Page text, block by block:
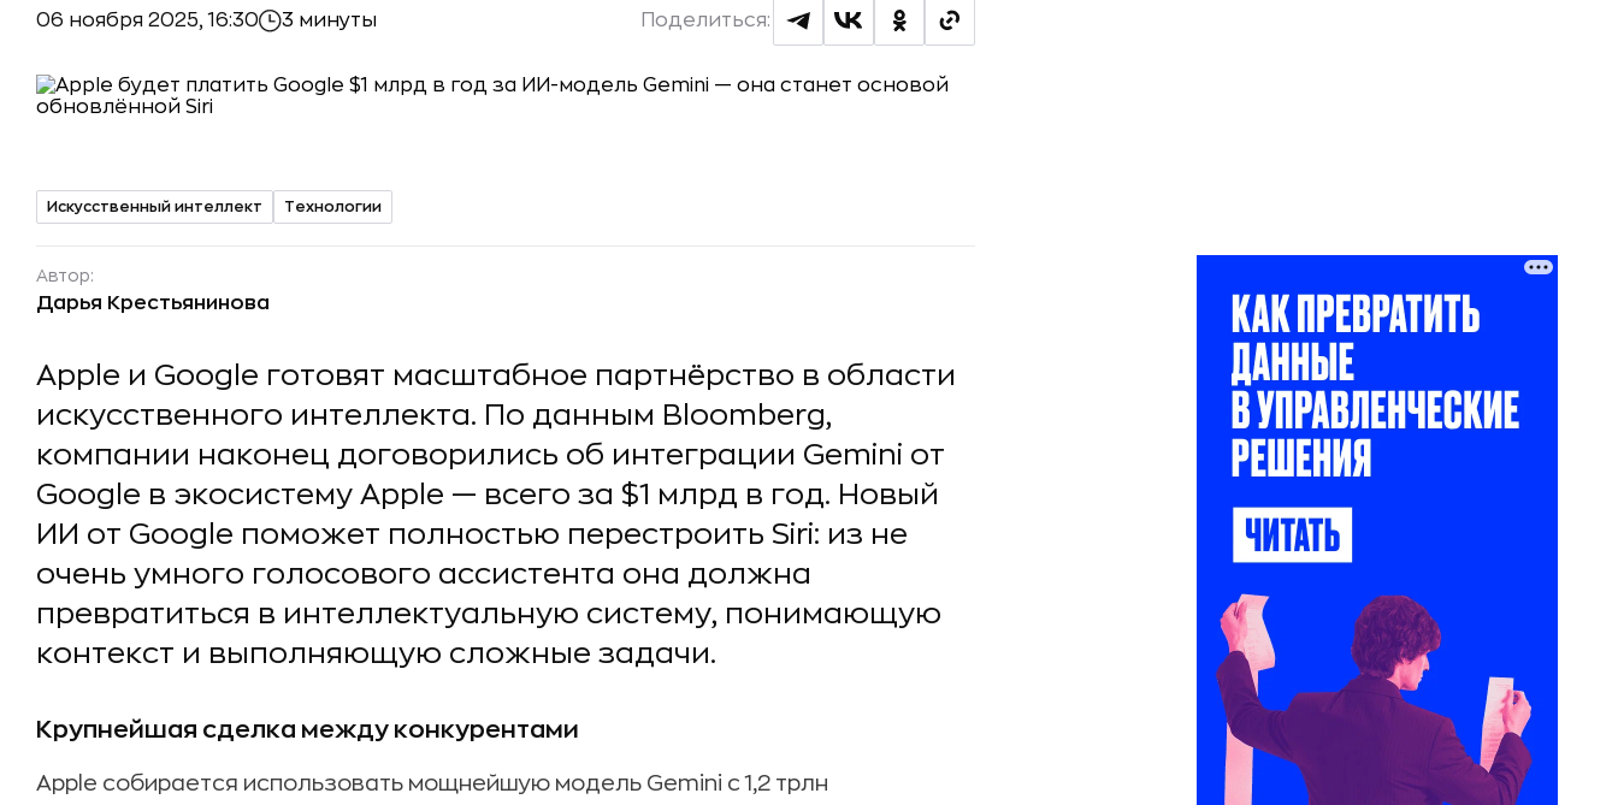
06 ноября 2025, 16:30 3 минуты Поделиться:
Искусственный интеллект Технологии
Автор:
Дарья Крестьянинова
Apple и Google готовят масштабное партнёрство в области
искусственного интеллекта. По данным Bloomberg,
компании наконец договорились об интеграции Gemini от
Google в экосистему Apple — всего за $1 млрд в год. Новый
ИИ от Google поможет полностью перестроить Siri: из не
очень умного голосового ассистента она должна
превратиться в интеллектуальную систему, понимающую
контекст и выполняющую сложные задачи.
Крупнейшая сделка между конкурентами
Apple собирается использовать мощнейшую модель Gemini с 1,2 трлн